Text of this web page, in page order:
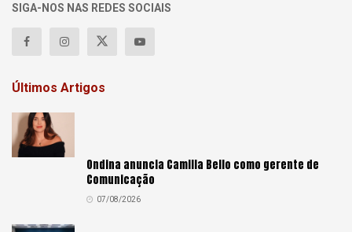
SIGA-NOS NAS REDES SOCIAIS
Últimos Artigos
Ondina anuncia Camilla Bello como gerente de
Comunicação
07/08/2026